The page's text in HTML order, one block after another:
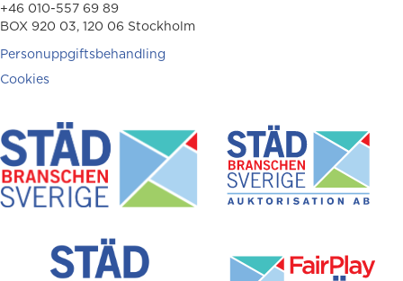
+46 010-557 69 89
BOX 920 03, 120 06 Stockholm
Personuppgiftsbehandling
Cookies